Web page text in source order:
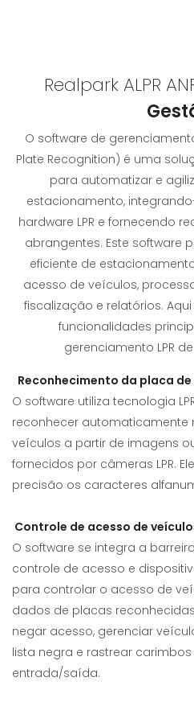
Realpark ALPR
O software de
Plate Recognition) é uma
para automatizar e
estacionamento,
hardware LPR e fornecendo
abrangentes. Este software
eficiente de
acesso de veículos,
fiscalização e relatórios.
funcionalidades
gerenciamento LPR
Reconhecimento da placa
O software utiliza tecnologia
reconhecer automaticamente
veículos a partir de imagens
fornecidos por câmeras LPR.
precisão os caracteres
Controle de acesso de
O software se integra a
controle de acesso e
para controlar o acesso de
dados de placas
negar acesso, gerenciar
lista negra e rastrear
entrada/saída.